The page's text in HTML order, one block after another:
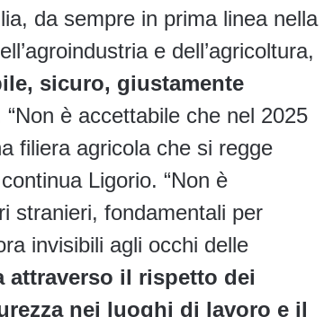
da sempre in prima linea nella
e dell’agricoltura,
sicuro, giustamente
“Non è accettabile che nel 2025
filiera agricola che si regge
Ligorio. “Non è
stranieri, fondamentali per
invisibili agli occhi delle
attraverso il rispetto dei
nei luoghi di lavoro e il